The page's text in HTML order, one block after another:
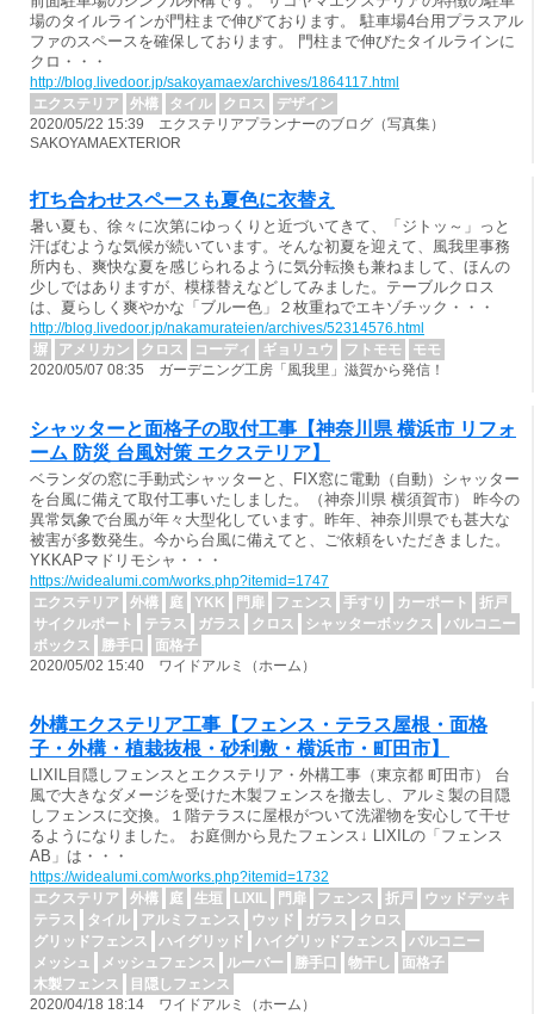
場のタイルラインが門柱まで伸びております。 駐車場4台用プラスアル
ファのスペースを確保しております。 門柱まで伸びたタイルラインに
クロ・・・
http://blog.livedoor.jp/sakoyamaex/archives/1864117.html
エクステリア
外構 タイル クロス
デザイン
2020/05/22 15:39 エクステリアプランナーのブログ（写真集）
SAKOYAMAEXTERIOR
打ち合わせスペースも夏色に衣替え
暑い夏も、徐々に次第にゆっくりと近づいてきて、「ジトッ～」っと
汗ばむような気候が続いています。そんな初夏を迎えて、風我里事務
所内も、爽快な夏を感じられるように気分転換も兼ねまして、ほんの
少しではありますが、模様替えなどしてみました。テーブルクロス
は、夏らしく爽やかな「ブルー色」２枚重ねでエキゾチック・・・
http://blog.livedoor.jp/nakamurateien/archives/52314576.html
塀
アメリカン クロス コーディ ギョリュウ フトモモ
モモ
2020/05/07 08:35 ガーデニング工房「風我里」滋賀から発信！
シャッターと面格子の取付工事【神奈川県 横浜市 リフォ
ーム 防災 台風対策 エクステリア】
ベランダの窓に手動式シャッターと、FIX窓に電動（自動）シャッター
を台風に備えて取付工事いたしました。（神奈川県 横須賀市） 昨今の
異常気象で台風が年々大型化しています。昨年、神奈川県でも甚大な
被害が多数発生。今から台風に備えてと、ご依頼をいただきました。
YKKAPマドリモシャ・・・
https://widealumi.com/works.php?itemid=1747
エクステリア
外構 庭 YKK 門扉 フェンス 手すり カーポート
折戸
サイクルポート
テラス ガラス クロス シャッターボックス
バルコニー
ボックス
勝手口
面格子
2020/05/02 15:40 ワイドアルミ（ホーム）
外構エクステリア工事【フェンス・テラス屋根・面格
子・外構・植栽抜根・砂利敷・横浜市・町田市】
LIXIL目隠しフェンスとエクステリア・外構工事（東京都 町田市） 台
風で大きなダメージを受けた木製フェンスを撤去し、アルミ製の目隠
しフェンスに交換。１階テラスに屋根がついて洗濯物を安心して干せ
るようになりました。 お庭側から見たフェンス↓ LIXILの「フェンス
AB」は・・・
https://widealumi.com/works.php?itemid=1732
エクステリア
外構 庭 生垣 LIXIL 門扉 フェンス 折戸
ウッドデッキ
テラス
タイル アルミフェンス ウッド ガラス
クロス
グリッドフェンス
ハイグリッド ハイグリッドフェンス
バルコニー
メッシュ
メッシュフェンス ルーバー 勝手口 物干し
面格子
木製フェンス
目隠しフェンス
2020/04/18 18:14 ワイドアルミ（ホーム）